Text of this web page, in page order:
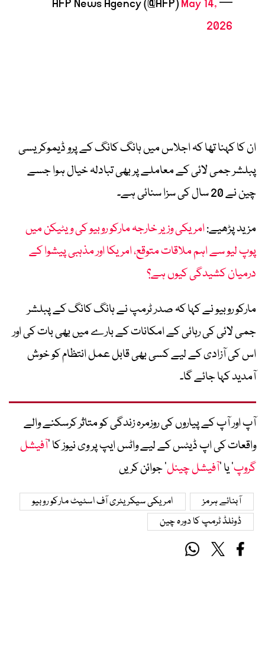
— AFP News Agency (@AFP)
May 14,
2026
ان کا کہنا تھا کہ اجلاس میں ہانگ کانگ کے پرو ڈیموکریسی
پبلشر جمی لائی کے معاملے پر بھی تبادلہ خیال ہوا جسے
چین نے 20 سال کی سزا سنائی ہے۔
مزید پڑھیے:امریکی وزیر خارجہ مارکو روبیو کی ویٹیکن میں
پوپ لیو سے اہم ملاقات متوقع، امریکا اور مذہبی پیشوا کے
درمیان کشیدگی کیوں ہے؟
مارکو روبیو نے کہا کہ صدر ٹرمپ نے ہانگ کانگ کے پبلشر
جمی لائی کی رہائی کے امکانات کے بارے میں بھی بات کی اور
اس کی آزادی کے لیے کسی بھی قابل عمل انتظام کو خوش
آمدید کہا جائے گا۔
آپ اور آپ کے پیاروں کی روزمرہ زندگی کو متاثر کرسکنے والے
واقعات کی اپ ڈیٹس کے لیے واٹس ایپ پر وی نیوز کا ’آفیشل
گروپ‘ یا ’آفیشل چینل‘ جوائن کریں
آبنائے ہرمز
امریکی سیکریٹری آف اسٹیٹ مارکو روبیو
ڈونلڈ ٹرمپ کا دورہ چین